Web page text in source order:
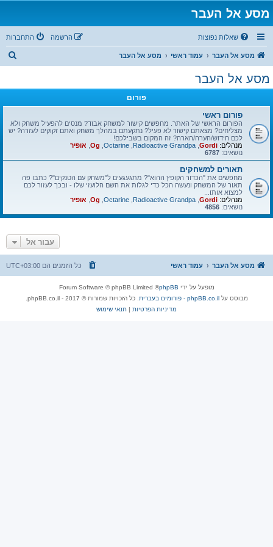
מסע אל העבר
שאלות נפוצות התחברות הרשמה
מסע אל העבר עמוד ראשי מסע אל העבר
מסע אל העבר
פורום
פורום ראשי
הפורום הראשי של האתר. מחפשים קישור למשחק אבוד? מנסים להפעיל משחק ולא
מצליחים? מצאתם קישור לא פעיל? נתקעתם במהלך משחק ואתם זקוקים לעזרה? יש
לכם חידוש/הערה/הארה? זה המקום בשבילכם!
מנהלים: Gordi
Radioactive Grandpa
Octarine
Og אופיר
נושאים: 6787
תאורים למשחקים
מחפשים את "הכדור הקופץ ההוא"? מתגעגעים ל"משחק עם הטנקים"? כתבו פה
תאור של המשחק ונעשה הכל כדי לגלות את השם הלועזי שלו - ובכך לעזור לכם
למצוא אותו...
מנהלים: Gordi
Radioactive Grandpa
Octarine
Og אופיר
נושאים: 4856
עבור אל
מסע אל העבר עמוד ראשי כל הזמנים הם UTC+03:00
מופעל על ידי phpBB
® Forum Software © phpBB Limited
מבוסס עלphpBB.co.il - פורומים בעברית
. כל הזכויות שמורות © 2017 - phpBB.co.il.
מדיניות הפרטיות | תנאי שימוש